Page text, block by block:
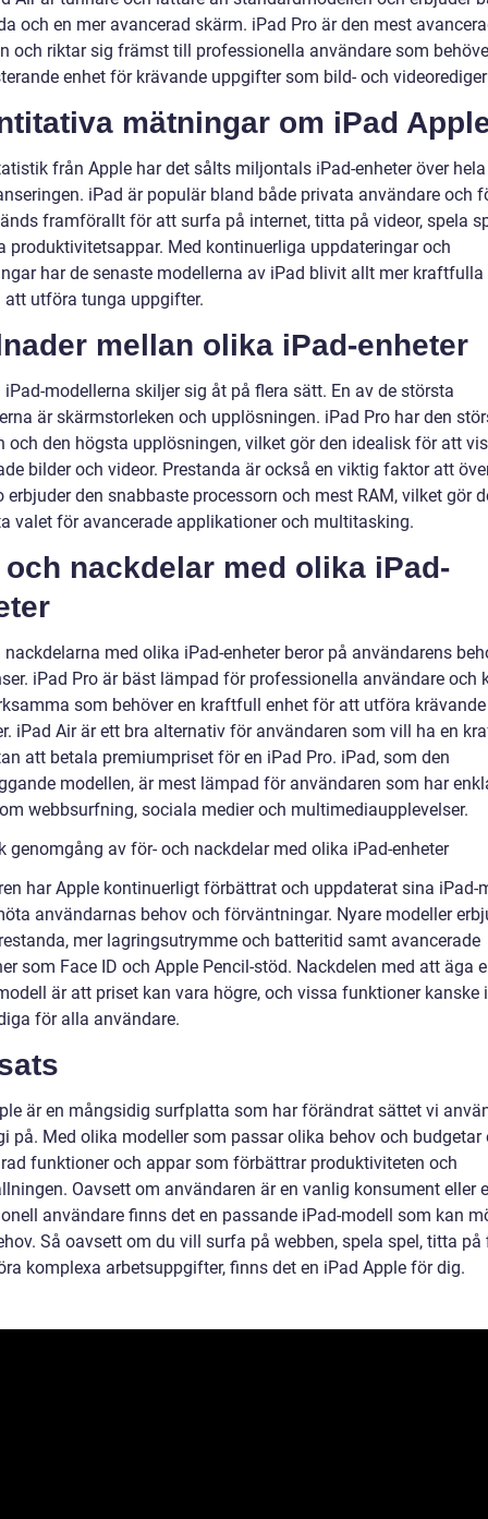
och en mer avancerad skärm. iPad Pro är den mest
och riktar sig främst till professionella användare som
enhet för krävande uppgifter som bild- och
mätningar om iPad
från Apple har det sålts miljontals iPad-enheter över
iPad är populär bland både privata användare och
framförallt för att surfa på internet, titta på videor, spela
produktivitetsappar. Med kontinuerliga uppdateringar och
har de senaste modellerna av iPad blivit allt mer kraftfulla
att utföra tunga uppgifter.
mellan olika iPad-enheter
iPad-modellerna skiljer sig åt på flera sätt. En av de största
är skärmstorleken och upplösningen. iPad Pro har den
och den högsta upplösningen, vilket gör den idealisk för att
bilder och videor. Prestanda är också en viktig faktor att
erbjuder den snabbaste processorn och mest RAM, vilket gör
valet för avancerade applikationer och multitasking.
och nackdelar med olika iPad-
nackdelarna med olika iPad-enheter beror på användarens
iPad Pro är bäst lämpad för professionella användare och
som behöver en kraftfull enhet för att utföra krävande
iPad Air är ett bra alternativ för användaren som vill ha en
att betala premiumpriset för en iPad Pro. iPad, som den
modellen, är mest lämpad för användaren som har
webbsurfning, sociala medier och multimediaupplevelser.
genomgång av för- och nackdelar med olika iPad-enheter
har Apple kontinuerligt förbättrat och uppdaterat sina iPad-
användarnas behov och förväntningar. Nyare modeller
mer lagringsutrymme och batteritid samt avancerade
som Face ID och Apple Pencil-stöd. Nackdelen med att äga
är att priset kan vara högre, och vissa funktioner kanske
för alla användare.
är en mångsidig surfplatta som har förändrat sättet vi
på. Med olika modeller som passar olika behov och budgetar
funktioner och appar som förbättrar produktiviteten och
Oavsett om användaren är en vanlig konsument eller
användare finns det en passande iPad-modell som kan
Så oavsett om du vill surfa på webben, spela spel, titta på
komplexa arbetsuppgifter, finns det en iPad Apple för dig.